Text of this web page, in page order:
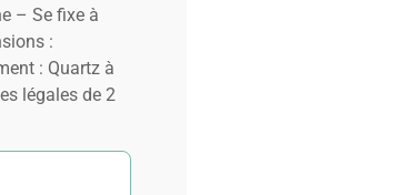
– Se fixe à
:
: Quartz à
légales de 2